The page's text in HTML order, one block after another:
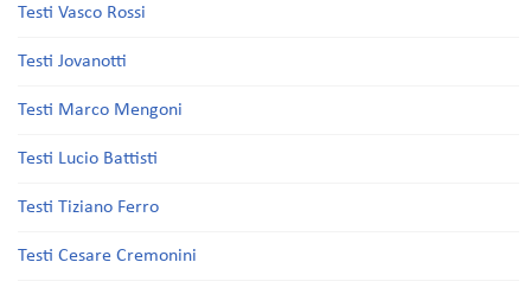
Testi Vasco Rossi
Testi Jovanotti
Testi Marco Mengoni
Testi Lucio Battisti
Testi Tiziano Ferro
Testi Cesare Cremonini